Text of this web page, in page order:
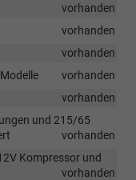
vorhanden
vorhanden
vorhanden
vorhanden
vorhanden
und 215/65
vorhanden
Kompressor und
vorhanden